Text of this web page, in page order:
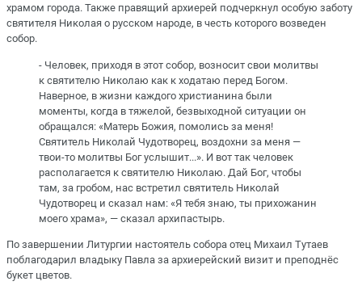
храмом города. Также правящий архиерей подчеркнул особую заботу
святителя Николая о русском народе, в честь которого возведен
собор.
- Человек, приходя в этот собор, возносит свои молитвы
к святителю Николаю как к ходатаю перед Богом.
Наверное, в жизни каждого христианина были
моменты, когда в тяжелой, безвыходной ситуации он
обращался: «Матерь Божия, помолись за меня!
Святитель Николай Чудотворец, воздохни за меня —
твои-то молитвы Бог услышит...». И вот так человек
располагается к святителю Николаю. Дай Бог, чтобы
там, за гробом, нас встретил святитель Николай
Чудотворец и сказал нам: «Я тебя знаю, ты прихожанин
моего храма», — сказал архипастырь.
По завершении Литургии настоятель собора отец Михаил Тутаев
поблагодарил владыку Павла за архиерейский визит и преподнёс
букет цветов.